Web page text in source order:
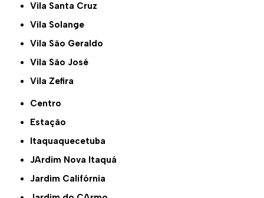
Vila Santa Cruz
Vila Solange
Vila São Geraldo
Vila São José
Vila Zefira
Centro
Estação
Itaquaquecetuba
JArdim Nova Itaquá
Jardim Califórnia